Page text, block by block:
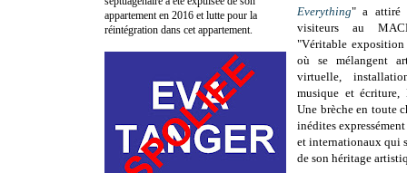
Everything" a attiré
visiteurs au
"Véritable
où se mélangent
virtuelle,
musique et écriture,
Une brèche en toute
inédites
et internationaux qui
de son héritage
appartement en 2016 et lutte pour la
réintégration dans cet appartement.